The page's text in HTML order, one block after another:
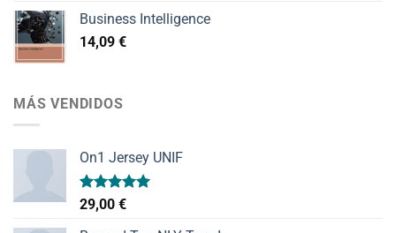
Business Intelligence
14,09 €
MÁS VENDIDOS
On1 Jersey UNIF
Valorado
con
29,00 €